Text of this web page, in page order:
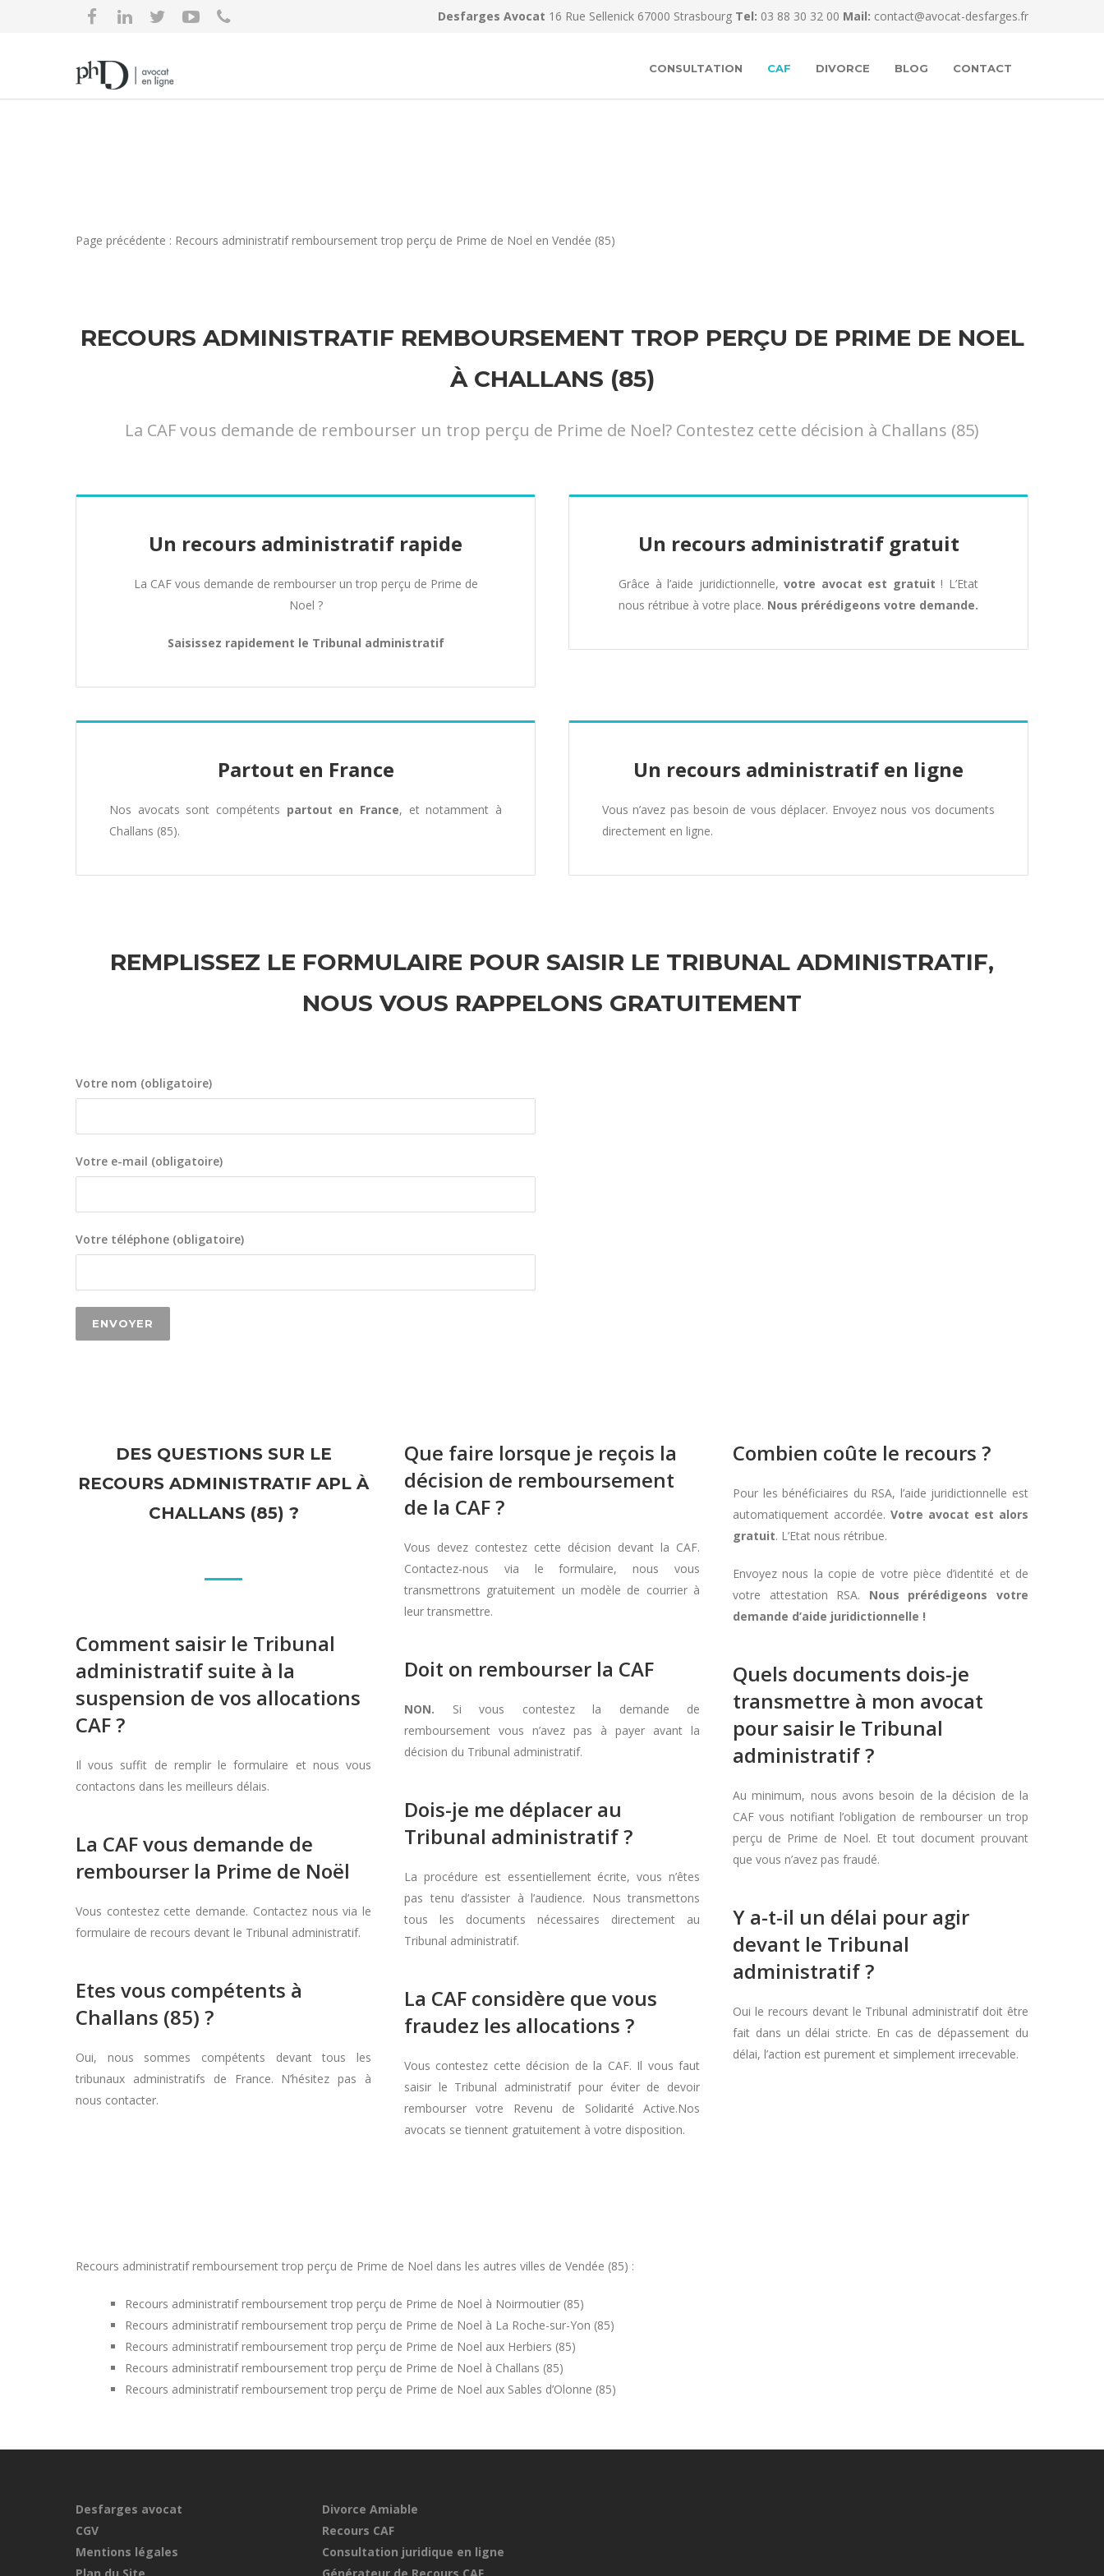
Desfarges Avocat 16 Rue Sellenick 67000 Strasbourg Tel: 03 88 30 32 00 Mail: contact@avocat-desfarges.fr
CONSULTATION CAF DIVORCE BLOG CONTACT
Page précédente : Recours administratif remboursement trop perçu de Prime de Noel en Vendée (85)
RECOURS ADMINISTRATIF REMBOURSEMENT TROP PERÇU DE PRIME DE NOEL
À CHALLANS (85)
La CAF vous demande de rembourser un trop perçu de Prime de Noel? Contestez cette décision à Challans (85)
Un recours administratif rapide
La CAF vous demande de rembourser un trop perçu de Prime de
Noel ?
Saisissez rapidement le Tribunal administratif
Un recours administratif gratuit
Grâce à l’aide juridictionnelle,votre avocat est gratuit ! L’Etat
nous rétribue à votre place. Nous prérédigeons votre demande.
Partout en France
Nos avocats sont compétents partout en France, et notamment à
Challans (85).
Un recours administratif en ligne
Vous n’avez pas besoin de vous déplacer. Envoyez nous vos documents
directement en ligne.
REMPLISSEZ LE FORMULAIRE POUR SAISIR LE TRIBUNAL ADMINISTRATIF,
NOUS VOUS RAPPELONS GRATUITEMENT
Votre nom (obligatoire)
Votre e-mail (obligatoire)
Votre téléphone (obligatoire)
DES QUESTIONS SUR LE
RECOURS ADMINISTRATIF APL À
CHALLANS (85) ?
Comment saisir le Tribunal
administratif suite à la
suspension de vos allocations
CAF ?
Il vous suffit de remplir le formulaire et nous vous
contactons dans les meilleurs délais.
La CAF vous demande de
rembourser la Prime de Noël
Vous contestez cette demande. Contactez nous via le
formulaire de recours devant le Tribunal administratif.
Etes vous compétents à
Challans (85) ?
Oui, nous sommes compétents devant tous les
tribunaux administratifs de France. N’hésitez pas à
nous contacter.
Que faire lorsque je reçois la
décision de remboursement
de la CAF ?
Vous devez contestez cette décision devant la CAF.
Contactez-nous via le formulaire, nous vous
transmettrons gratuitement un modèle de courrier à
leur transmettre.
Doit on rembourser la CAF
NON. Si vous contestez la demande de
remboursement vous n’avez pas à payer avant la
décision du Tribunal administratif.
Dois-je me déplacer au
Tribunal administratif ?
La procédure est essentiellement écrite, vous n’êtes
pas tenu d’assister à l’audience. Nous transmettons
tous les documents nécessaires directement au
Tribunal administratif.
La CAF considère que vous
fraudez les allocations ?
Vous contestez cette décision de la CAF. Il vous faut
saisir le Tribunal administratif pour éviter de devoir
rembourser votre Revenu de Solidarité Active.Nos
avocats se tiennent gratuitement à votre disposition.
Combien coûte le recours ?
Pour les bénéficiaires du RSA, l’aide juridictionnelle est
automatiquement accordée. Votre avocat est alors
gratuit. L’Etat nous rétribue.
Envoyez nous la copie de votre pièce d’identité et de
votre attestation RSA. Nous prérédigeons votre
demande d’aide juridictionnelle !
Quels documents dois-je
transmettre à mon avocat
pour saisir le Tribunal
administratif ?
Au minimum, nous avons besoin de la décision de la
CAF vous notifiant l’obligation de rembourser un trop
perçu de Prime de Noel. Et tout document prouvant
que vous n’avez pas fraudé.
Y a-t-il un délai pour agir
devant le Tribunal
administratif ?
Oui le recours devant le Tribunal administratif doit être
fait dans un délai stricte. En cas de dépassement du
délai, l’action est purement et simplement irrecevable.
Recours administratif remboursement trop perçu de Prime de Noel dans les autres villes de Vendée (85) :
Recours administratif remboursement trop perçu de Prime de Noel à Noirmoutier (85)
Recours administratif remboursement trop perçu de Prime de Noel à La Roche-sur-Yon (85)
Recours administratif remboursement trop perçu de Prime de Noel aux Herbiers (85)
Recours administratif remboursement trop perçu de Prime de Noel à Challans (85)
Recours administratif remboursement trop perçu de Prime de Noel aux Sables d’Olonne (85)
Desfarges avocat
CGV
Mentions légales
Divorce Amiable
Recours CAF
Consultation juridique en ligne